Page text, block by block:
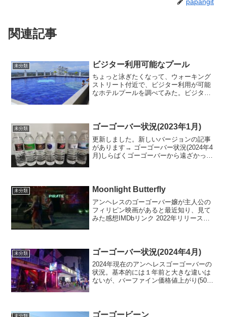
関連記事
未分類 ビジター利用可能なプール
ちょっと泳ぎたくなって、ウォーキング
ストリート付近で、ビジター利用が可能
なホテルプールを調べてみた。ビジター
未分類 ゴーゴーバー状況(2023年1月)
更新しました。新しいバージョンの記事
があります→ ゴーゴーバー状況(2024年4
月)しらばくゴーゴーバーから遠ざかって
各ゴーゴーバー...
未分類 Moonlight Butterfly
アンヘレスのゴーゴーバー嬢が主人公の
フィリピン映画があると最近知り、見て
みた感想IMDbリンク 2022年リリース、
未分類 ゴーゴーバー状況(2024年4月)
2024年現在のアンヘレスゴーゴーバーの
状況。基本的には１年前と大きな違いは
ないが、バーファイン価格値上がり(500
て...
未分類 ゴーゴービーン